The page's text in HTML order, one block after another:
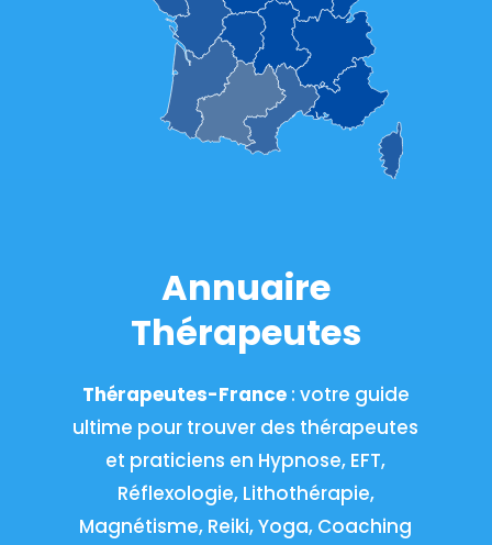
Annuaire
Thérapeutes
Thérapeutes-France: votre guide
ultime pour trouver des thérapeutes
et praticiens en Hypnose, EFT,
Réflexologie, Lithothérapie,
Magnétisme, Reiki, Yoga, Coaching